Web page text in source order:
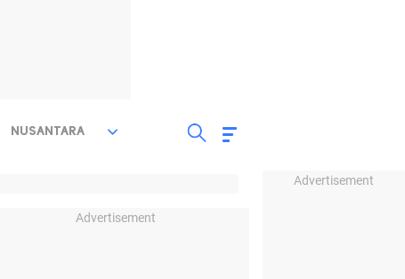
Advertisement
NUSANTARA
Advertisement